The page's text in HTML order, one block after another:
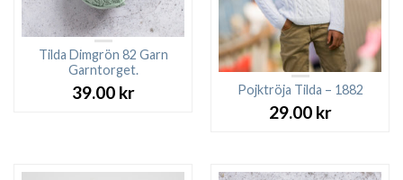
Tilda Dimgrön 82 Garn
Garntorget.
39.00 kr Pojktröja Tilda – 1882
29.00 kr